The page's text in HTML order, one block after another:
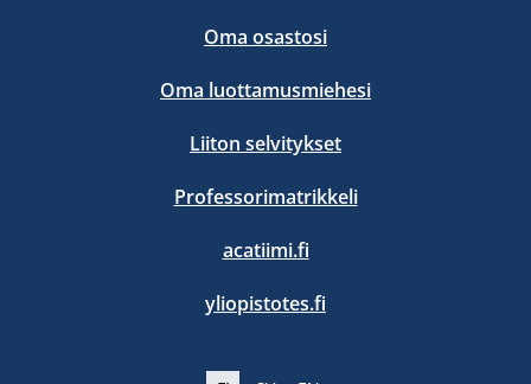
Oma osastosi
Oma luottamusmiehesi
Liiton selvitykset
Professorimatrikkeli
acatiimi.fi
yliopistotes.fi